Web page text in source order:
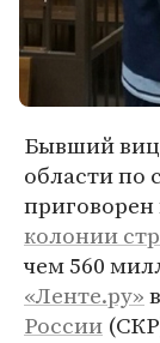
Бывший
области по
приговорен
колонии
чем 560
«Ленте.ру»в
России